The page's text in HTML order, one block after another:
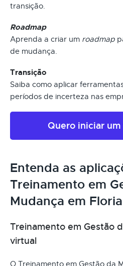
transição.
Roadmap
Aprenda a criar um roadmap
de mudança.
Transição
Saiba como aplicar
períodos de incerteza nas
Quero iniciar
Entenda as
Treinamento em
Mudança em
Treinamento em Gestão
virtual
O Treinamento em Gestão da